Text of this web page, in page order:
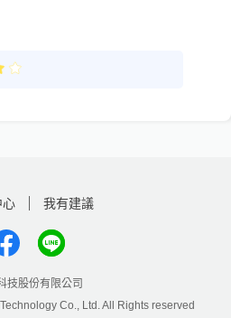
心 我有建議
技股份有限公司
Co., Ltd. All Rights reserved